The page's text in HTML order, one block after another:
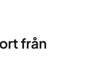
från